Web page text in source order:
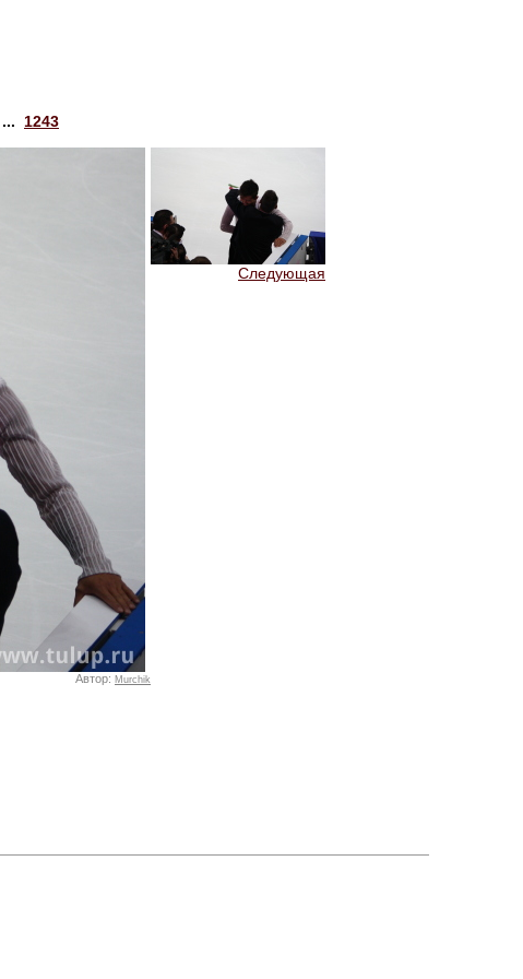
... 1243
Автор: Murchik
Следующая